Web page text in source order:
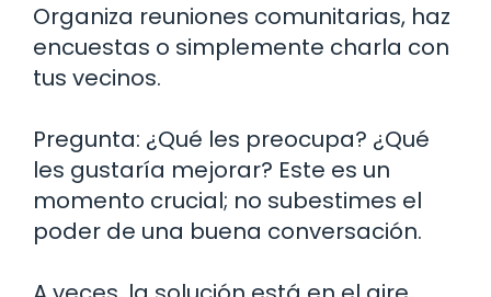
Organiza reuniones comunitarias, haz
encuestas o simplemente charla con
tus vecinos.
Pregunta: ¿Qué les preocupa? ¿Qué
les gustaría mejorar? Este es un
momento crucial; no subestimes el
poder de una buena conversación.